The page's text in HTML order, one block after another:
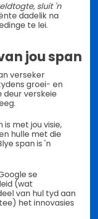
sluit 'n
dadelik na
te lei.
jou span
verseker
groei- en
deur verskeie
is met jou visie,
hulle met die
span is 'n
se
(wat
van hul tyd aan
het innovasies